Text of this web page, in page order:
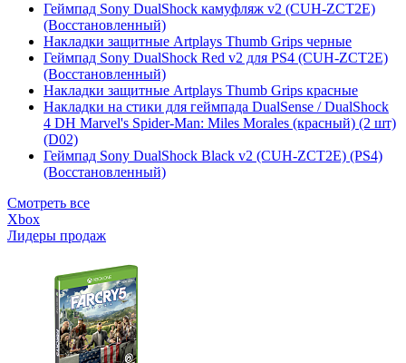
Геймпад Sony DualShock камуфляж v2 (CUH-ZCT2E)
(Восстановленный)
Накладки защитные Artplays Thumb Grips черные
Геймпад Sony DualShock Red v2 для PS4 (CUH-ZCT2E)
(Восстановленный)
Накладки защитные Artplays Thumb Grips красные
Накладки на стики для геймпада DualSense / DualShock
4 DH Marvel's Spider-Man: Miles Morales (красный) (2 шт)
(D02)
Геймпад Sony DualShock Black v2 (CUH-ZCT2E) (PS4)
(Восстановленный)
Смотреть все
Xbox
Лидеры продаж